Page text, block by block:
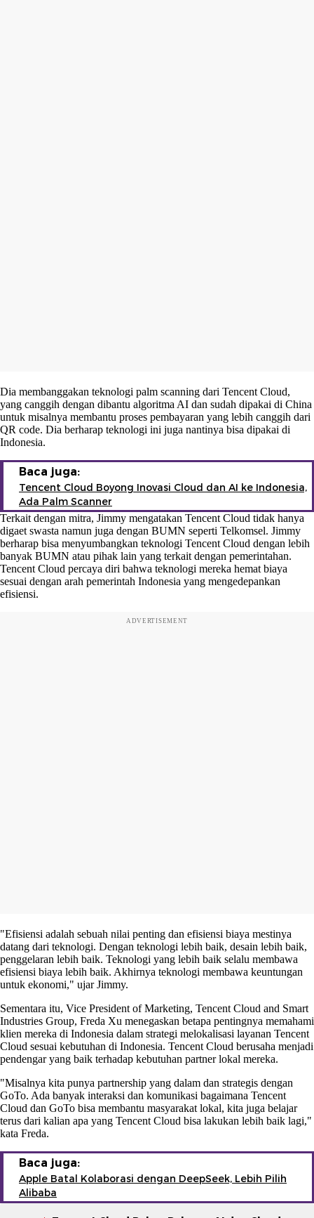
Dia membanggakan teknologi palm scanning dari Tencent Cloud,
yang canggih dengan dibantu algoritma AI dan sudah dipakai di China
untuk misalnya membantu proses pembayaran yang lebih canggih dari
QR code. Dia berharap teknologi ini juga nantinya bisa dipakai di
Indonesia.
Baca juga:
Tencent Cloud Boyong Inovasi Cloud dan AI ke Indonesia,
Ada Palm Scanner
Terkait dengan mitra, Jimmy mengatakan Tencent Cloud tidak hanya
digaet swasta namun juga dengan BUMN seperti Telkomsel. Jimmy
berharap bisa menyumbangkan teknologi Tencent Cloud dengan lebih
banyak BUMN atau pihak lain yang terkait dengan pemerintahan.
Tencent Cloud percaya diri bahwa teknologi mereka hemat biaya
sesuai dengan arah pemerintah Indonesia yang mengedepankan
efisiensi.
ADVERTISEMENT
"Efisiensi adalah sebuah nilai penting dan efisiensi biaya mestinya
datang dari teknologi. Dengan teknologi lebih baik, desain lebih baik,
penggelaran lebih baik. Teknologi yang lebih baik selalu membawa
efisiensi biaya lebih baik. Akhirnya teknologi membawa keuntungan
untuk ekonomi," ujar Jimmy.
Sementara itu, Vice President of Marketing, Tencent Cloud and Smart
Industries Group, Freda Xu menegaskan betapa pentingnya memahami
klien mereka di Indonesia dalam strategi melokalisasi layanan Tencent
Cloud sesuai kebutuhan di Indonesia. Tencent Cloud berusaha menjadi
pendengar yang baik terhadap kebutuhan partner lokal mereka.
"Misalnya kita punya partnership yang dalam dan strategis dengan
GoTo. Ada banyak interaksi dan komunikasi bagaimana Tencent
Cloud dan GoTo bisa membantu masyarakat lokal, kita juga belajar
terus dari kalian apa yang Tencent Cloud bisa lakukan lebih baik lagi,"
kata Freda.
Baca juga:
Apple Batal Kolaborasi dengan DeepSeek, Lebih Pilih
Alibaba